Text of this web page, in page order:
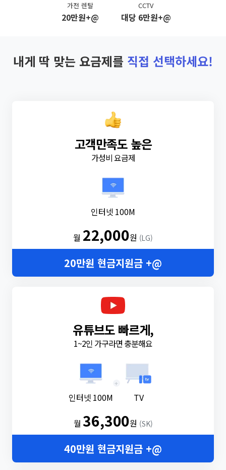
가전 렌탈
20만원+@
CCTV
대당 6만원+@
내게 딱 맞는 요금제를 직접 선택하세요!
고객만족도 높은
가성비 요금제
인터넷 100M
월 22,000원 (LG)
20만원 현금지원금 +@
유튜브도 빠르게,
1~2인 가구라면 충분해요
인터넷 100M
+
TV
월36,300원 (SK)
40만원 현금지원금 +@